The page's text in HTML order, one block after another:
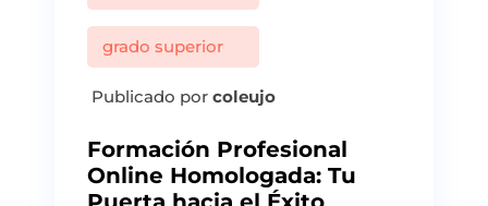
grado superior
Publicado por coleujo
Formación Profesional
Online Homologada: Tu